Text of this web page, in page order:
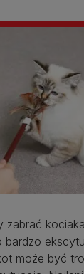
zabrać
bardzo
może być